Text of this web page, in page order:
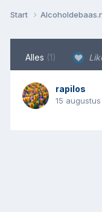
Start
Alles (1)
rapilos
15